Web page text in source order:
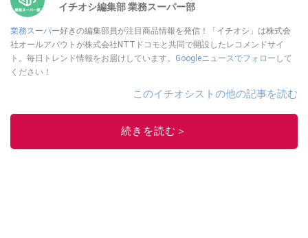
イチオシ編集部 業務スーパー部
業務スーパー好きの編集部員が注目商品情報を発信！「イチオシ」は株式会
社オールアバウトが株式会社NTTドコモと共同で開設したレコメンドサイ
ト。毎日トレンド情報をお届けしています。 Googleニュースでフォロー して
ください！
このイチオシストの他の記事を読む
続きを読む＞